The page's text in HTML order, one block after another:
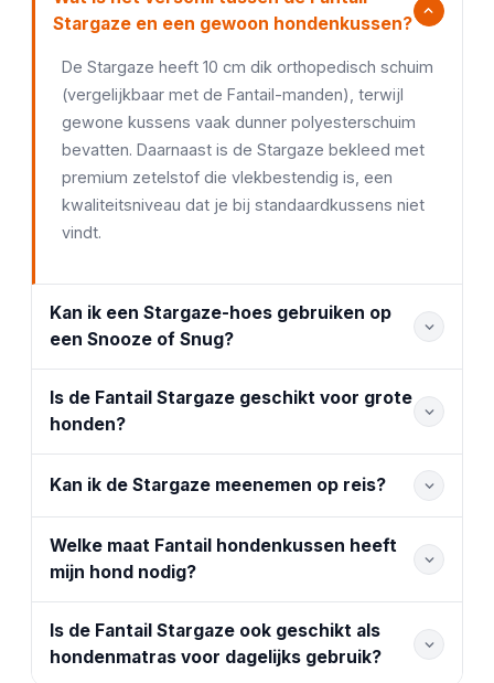
Stargaze en een gewoon hondenkussen?
De Stargaze heeft 10 cm dik orthopedisch schuim
(vergelijkbaar met de Fantail-manden), terwijl
gewone kussens vaak dunner polyesterschuim
bevatten. Daarnaast is de Stargaze bekleed met
premium zetelstof die vlekbestendig is, een
kwaliteitsniveau dat je bij standaardkussens niet
vindt.
Kan ik een Stargaze-hoes gebruiken op
een Snooze of Snug?
Is de Fantail Stargaze geschikt voor grote
honden?
Kan ik de Stargaze meenemen op reis?
Welke maat Fantail hondenkussen heeft
mijn hond nodig?
Is de Fantail Stargaze ook geschikt als
hondenmatras voor dagelijks gebruik?